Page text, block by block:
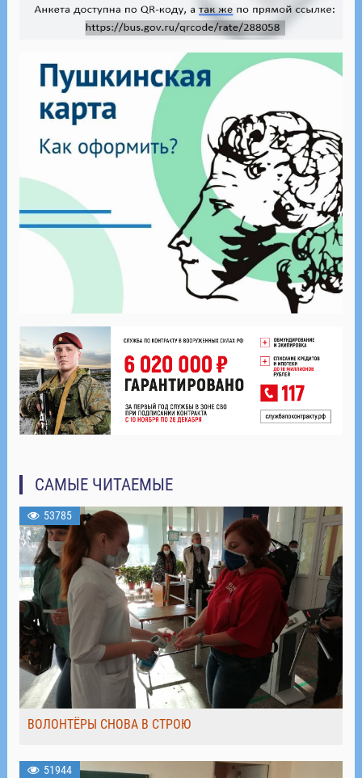
САМЫЕ ЧИТАЕМЫЕ
53785
ВОЛОНТЁРЫ СНОВА В СТРОЮ
51944